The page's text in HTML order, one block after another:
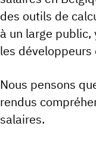
des outils de
à un large
les développeurs
Nous pensons
rendus
salaires.